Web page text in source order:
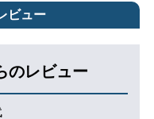
ビュー
のレビュー